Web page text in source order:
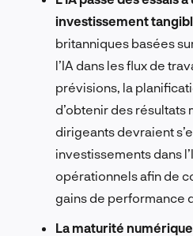
investissement
britanniques basées
l’IA dans les flux de
prévisions, la
d’obtenir des résultats
dirigeants devraient
investissements dans
opérationnels afin de
gains de performance
La maturité